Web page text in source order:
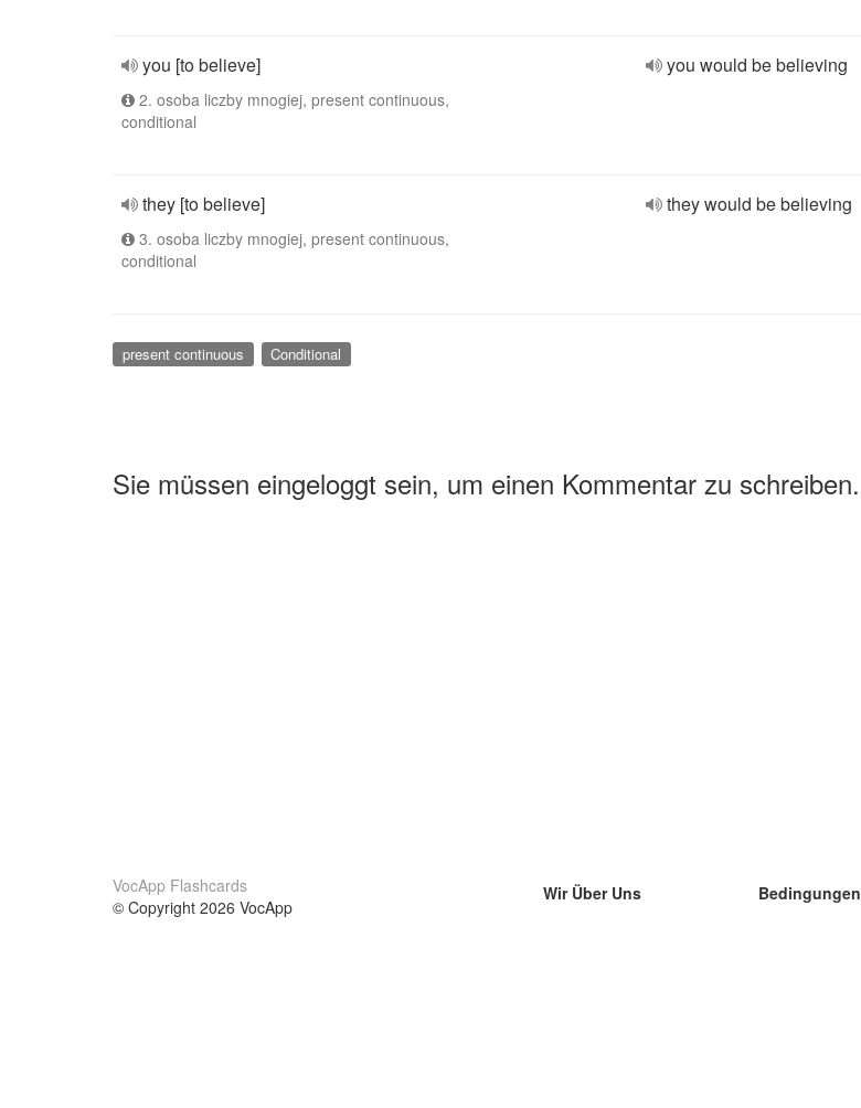
you [to believe]
2. osoba liczby mnogiej, present continuous,
conditional
you would be believing
they [to believe]
3. osoba liczby mnogiej, present continuous,
conditional
they would be believing
present continuous Conditional
Sie müssen eingeloggt sein, um einen Kommentar zu schreiben.
VocApp Flashcards
© Copyright 2026 VocApp
Wir Über Uns
Bedingungen